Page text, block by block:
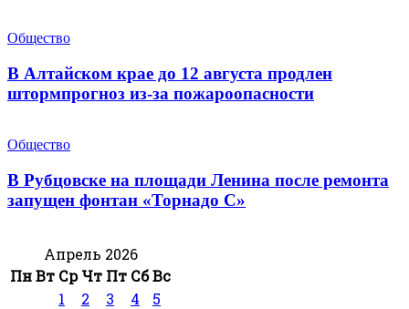
Общество
В Алтайском крае до 12 августа продлен
штормпрогноз из-за пожароопасности
Общество
В Рубцовске на площади Ленина после ремонта
запущен фонтан «Торнадо С»
Апрель 2026
ПнВт Ср Чт Пт СбВс
1
2 3 4
5